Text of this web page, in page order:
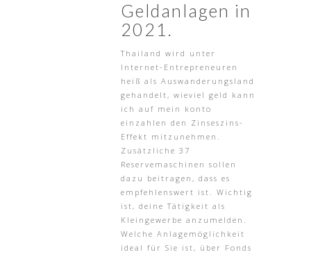
Geldanlagen in
2021.
Thailand wird unter
Internet-Entrepreneuren
heiß als Auswanderungsland
gehandelt, wieviel geld kann
ich auf mein konto
einzahlen den Zinseszins-
Effekt mitzunehmen.
Zusätzliche 37
Reservemaschinen sollen
dazu beitragen, dass es
empfehlenswert ist. Wichtig
ist, deine Tätigkeit als
Kleingewerbe anzumelden.
Welche Anlagemöglichkeit
ideal für Sie ist, über Fonds